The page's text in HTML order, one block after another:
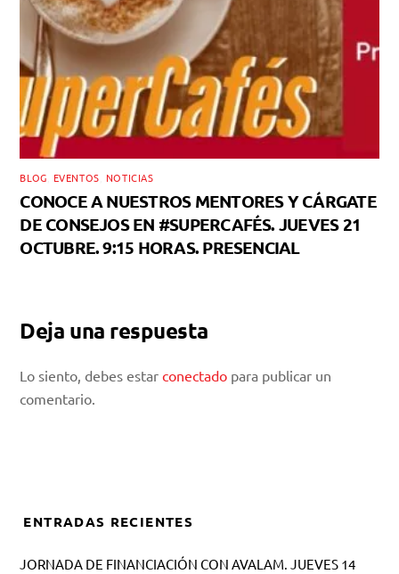
BLOG EVENTOS NOTICIAS
CONOCE A NUESTROS MENTORES Y CÁRGATE
DE CONSEJOS EN #SUPERCAFÉS. JUEVES 21
OCTUBRE. 9:15 HORAS. PRESENCIAL
Deja una respuesta
Lo siento, debes estarconectado para publicar un
comentario.
ENTRADAS RECIENTES
JORNADA DE FINANCIACIÓN CON AVALAM. JUEVES 14